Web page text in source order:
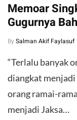
Memoar
Gugurnya
By Salman Akif Faylasuf
“Terlalu banyak
diangkat menjadi
orang ramai-
menjadi Jaksa…